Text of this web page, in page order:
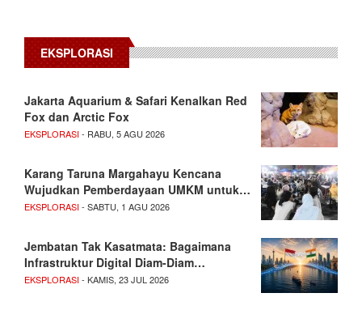
EKSPLORASI
Jakarta Aquarium & Safari Kenalkan Red
Fox dan Arctic Fox
EKSPLORASI- RABU, 5 AGU 2026
Karang Taruna Margahayu Kencana
Wujudkan Pemberdayaan UMKM untuk…
EKSPLORASI- SABTU, 1 AGU 2026
Jembatan Tak Kasatmata: Bagaimana
Infrastruktur Digital Diam-Diam…
EKSPLORASI- KAMIS, 23 JUL 2026